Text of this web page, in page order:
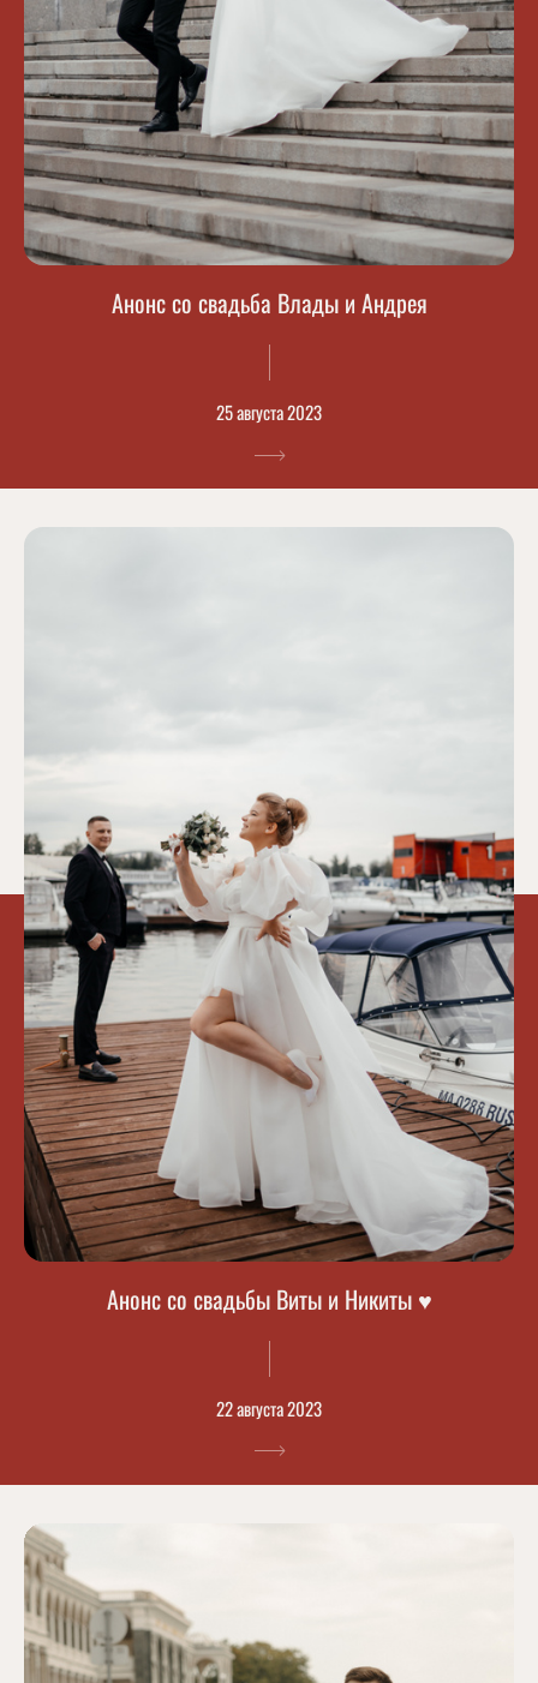
Анонс со свадьба Влады и Андрея
25 августа 2023
Анонс со свадьбы Виты и Никиты ♥
22 августа 2023